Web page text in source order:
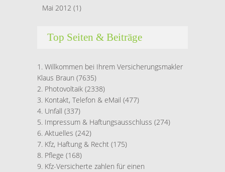
Mai 2012 (1)
Top Seiten & Beiträge
Willkommen bei Ihrem Versicherungsmakler
Klaus Braun (7635)
Photovoltaik (2338)
Kontakt, Telefon & eMail (477)
Unfall (337)
Impressum & Haftungsausschluss (274)
Aktuelles (242)
Kfz, Haftung & Recht (175)
Pflege (168)
Kfz-Versicherte zahlen für einen